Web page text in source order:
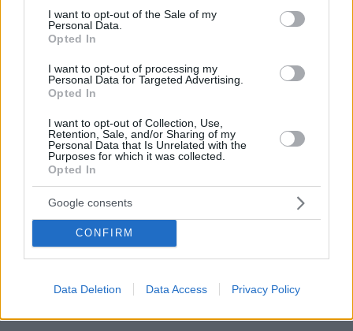
consent section.
I want to opt-out of the Sale of my
Personal Data.
Opted In
I want to opt-out of processing my
Personal Data for Targeted Advertising.
Opted In
I want to opt-out of Collection, Use,
Retention, Sale, and/or Sharing of my
Personal Data that Is Unrelated with the
Purposes for which it was collected.
Opted In
Google consents
CONFIRM
Data Deletion Data Access Privacy Policy
Hirdetés